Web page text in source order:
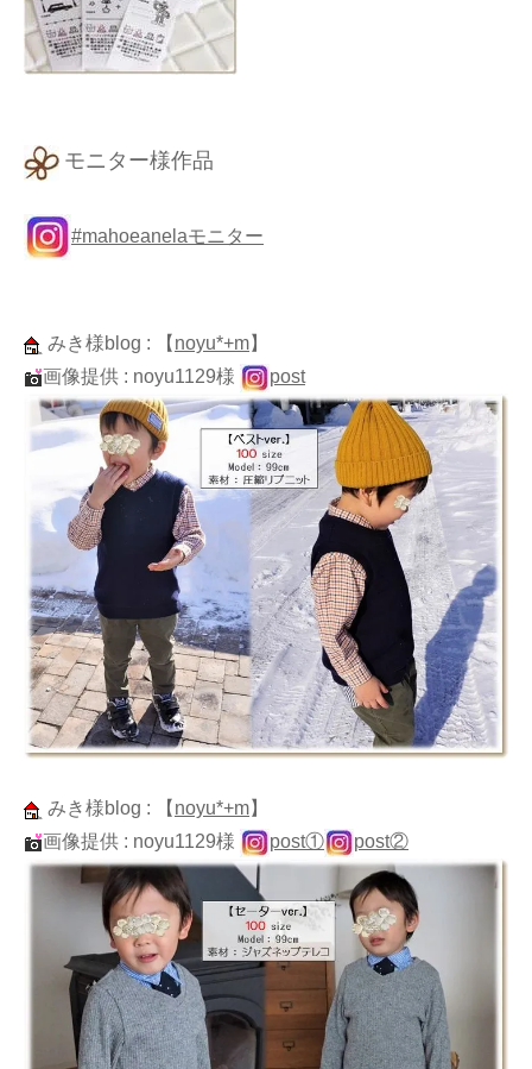
モニター様作品
#mahoeanelaモニター
みき様blog : 【 noyu*+m】
画像提供 : noyu1129様
post
みき様blog : 【 noyu*+m】
画像提供 : noyu1129様
post① post②